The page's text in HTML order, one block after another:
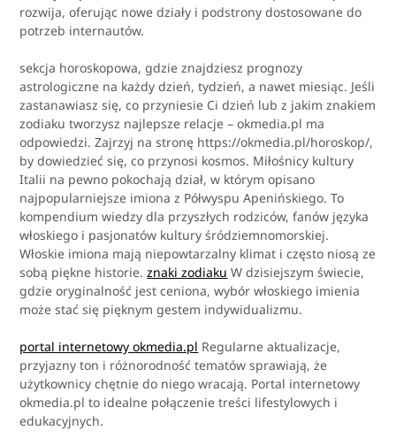
rozwija, oferując nowe działy i podstrony dostosowane do
potrzeb internautów.
sekcja horoskopowa, gdzie znajdziesz prognozy
astrologiczne na każdy dzień, tydzień, a nawet miesiąc. Jeśli
zastanawiasz się, co przyniesie Ci dzień lub z jakim znakiem
zodiaku tworzysz najlepsze relacje – okmedia.pl ma
odpowiedzi. Zajrzyj na stronę https://okmedia.pl/horoskop/,
by dowiedzieć się, co przynosi kosmos. Miłośnicy kultury
Italii na pewno pokochają dział, w którym opisano
najpopularniejsze imiona z Półwyspu Apenińskiego. To
kompendium wiedzy dla przyszłych rodziców, fanów języka
włoskiego i pasjonatów kultury śródziemnomorskiej.
Włoskie imiona mają niepowtarzalny klimat i często niosą ze
sobą piękne historie.znaki zodiaku W dzisiejszym świecie,
gdzie oryginalność jest ceniona, wybór włoskiego imienia
może stać się pięknym gestem indywidualizmu.
portal internetowy okmedia.pl Regularne aktualizacje,
przyjazny ton i różnorodność tematów sprawiają, że
użytkownicy chętnie do niego wracają. Portal internetowy
okmedia.pl to idealne połączenie treści lifestylowych i
edukacyjnych.